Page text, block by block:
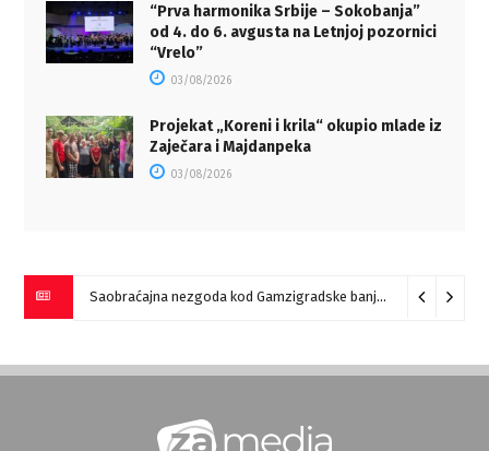
“Prva harmonika Srbije – Sokobanja”
od 4. do 6. avgusta na Letnjoj pozornici
“Vrelo”
03/08/2026
Projekat „Koreni i krila“ okupio mlade iz
Zaječara i Majdanpeka
03/08/2026
Saobraćajna nezgoda kod Gamzigradske banje 05/08/2026